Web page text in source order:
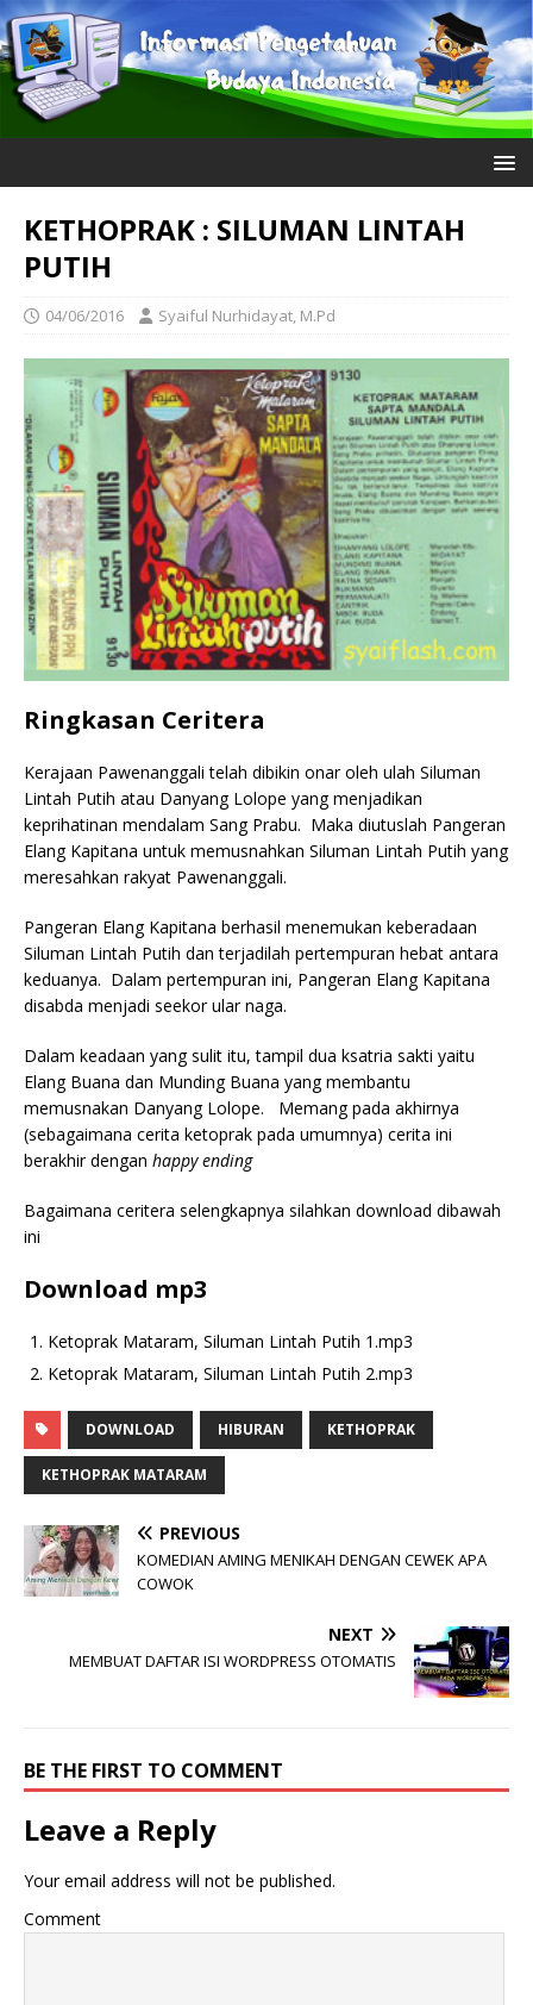
KETHOPRAK : SILUMAN LINTAH
PUTIH
04/06/2016 Syaiful Nurhidayat, M.Pd
Ringkasan Ceritera
Kerajaan Pawenanggali telah dibikin onar oleh ulah Siluman
Lintah Putih atau Danyang Lolope yang menjadikan
keprihatinan mendalam Sang Prabu. Maka diutuslah Pangeran
Elang Kapitana untuk memusnahkan Siluman Lintah Putih yang
meresahkan rakyat Pawenanggali.
Pangeran Elang Kapitana berhasil menemukan keberadaan
Siluman Lintah Putih dan terjadilah pertempuran hebat antara
keduanya. Dalam pertempuran ini, Pangeran Elang Kapitana
disabda menjadi seekor ular naga.
Dalam keadaan yang sulit itu, tampil dua ksatria sakti yaitu
Elang Buana dan Munding Buana yang membantu
memusnakan Danyang Lolope. Memang pada akhirnya
(sebagaimana cerita ketoprak pada umumnya) cerita ini
berakhir dengan happy ending
Bagaimana ceritera selengkapnya silahkan download dibawah
ini
Download mp3
Ketoprak Mataram, Siluman Lintah Putih 1.mp3
Ketoprak Mataram, Siluman Lintah Putih 2.mp3
DOWNLOAD HIBURAN KETHOPRAK
KETHOPRAK MATARAM
PREVIOUS
KOMEDIAN AMING MENIKAH DENGAN CEWEK APA
COWOK
NEXT
MEMBUAT DAFTAR ISI WORDPRESS OTOMATIS
BE THE FIRST TO COMMENT
Leave a Reply
Your email address will not be published.
Comment